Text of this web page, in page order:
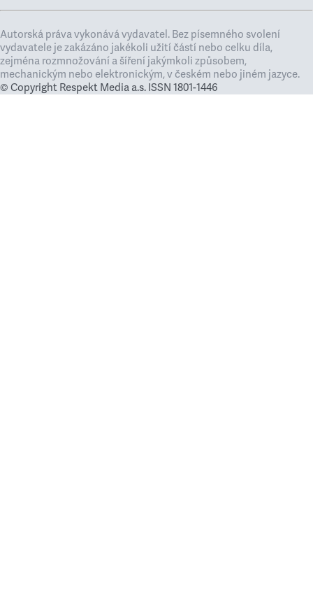
Autorská práva vykonává vydavatel. Bez písemného svolení
vydavatele je zakázáno jakékoli užití částí nebo celku díla,
zejména rozmnožování a šíření jakýmkoli způsobem,
mechanickým nebo elektronickým, v českém nebo jiném jazyce.
© Copyright Respekt Media a.s. ISSN 1801-1446